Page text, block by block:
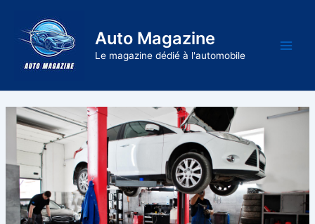
contenu
Auto Magazine
Le magazine dédié à l'automobile